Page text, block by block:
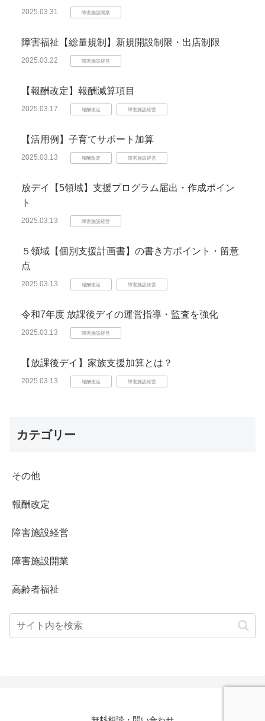
2025.03.31 障害施設開業
障害福祉【総量規制】新規開設制限・出店制限
2025.03.22 障害施設経営
【報酬改定】報酬減算項目
2025.03.17 報酬改定 障害施設経営
【活用例】子育てサポート加算
2025.03.13 報酬改定 障害施設経営
放デイ【5領域】支援プログラム届出・作成ポイン
ト
2025.03.13 障害施設経営
５領域【個別支援計画書】の書き方ポイント・留意
点
2025.03.13 報酬改定 障害施設経営
令和7年度 放課後デイの運営指導・監査を強化
2025.03.13 障害施設経営
【放課後デイ】家族支援加算とは？
2025.03.13 報酬改定 障害施設経営
カテゴリー
その他
報酬改定
障害施設経営
障害施設開業
高齢者福祉